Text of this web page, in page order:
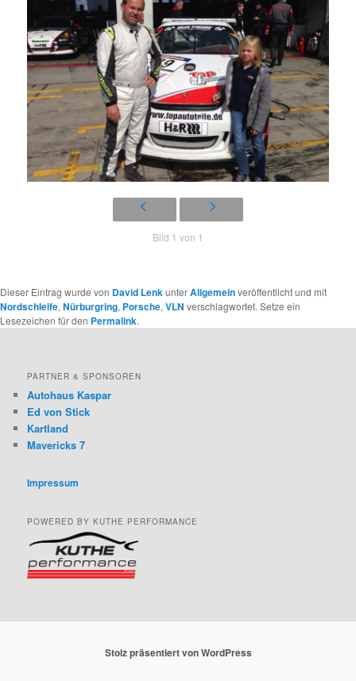
Bild 1 von 1
Dieser Eintrag wurde von David LenkunterAllgemeinveröffentlicht und mit
Nordschleife, Nürburgring, Porsche, VLN verschlagwortet. Setze ein
Lesezeichen für den Permalink.
PARTNER & SPONSOREN
Autohaus Kaspar
Ed von Stick
Kartland
Mavericks 7
Impressum
POWERED BY KUTHE PERFORMANCE
Stolz präsentiert von WordPress